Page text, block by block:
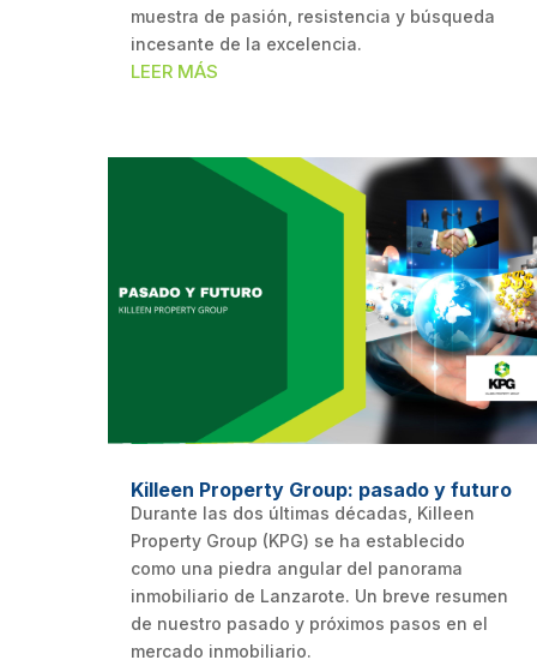
muestra de pasión, resistencia y búsqueda
incesante de la excelencia.
LEER MÁS
Killeen Property Group: pasado y futuro
Durante las dos últimas décadas, Killeen
Property Group (KPG) se ha establecido
como una piedra angular del panorama
inmobiliario de Lanzarote. Un breve resumen
de nuestro pasado y próximos pasos en el
mercado inmobiliario.